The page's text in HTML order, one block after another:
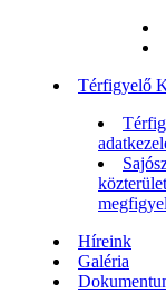
Térfigyelő
Híreink
Galéria